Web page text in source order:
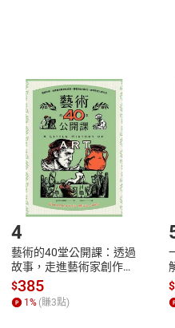
點選「瀏覽訂單明細」 「
貨。
付款方式
Payment
號，下載書籍後看書
4
藝術的40堂公開課：透過
故事，走進藝術家創作現
場，看藝術如何誕生、如
何形塑人類生活【電子
書】
$385
1% (賺3點)
$